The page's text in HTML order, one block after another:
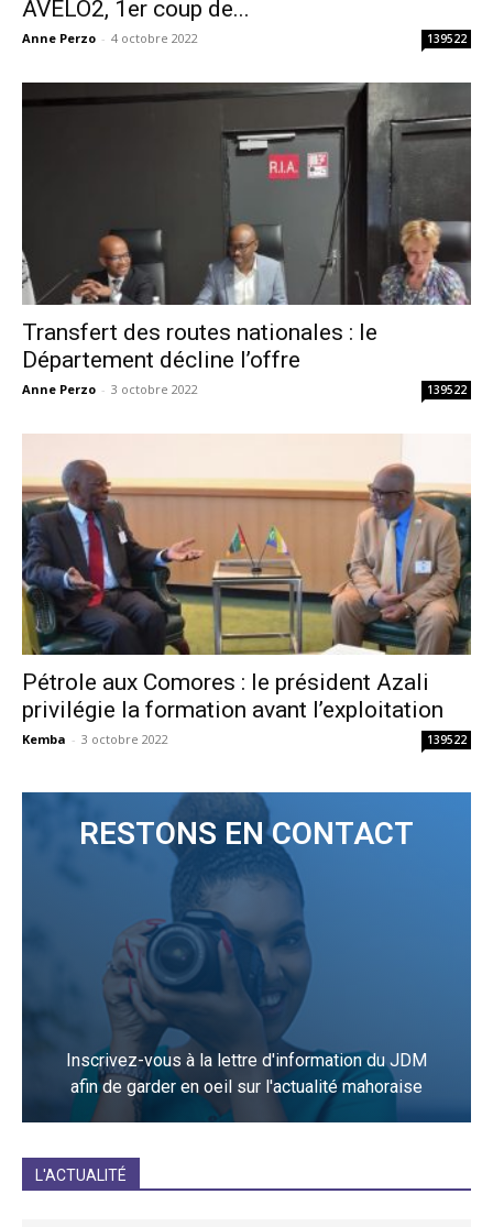
AVELO2, 1er coup de...
Anne Perzo - 4 octobre 2022 139522
Transfert des routes nationales : le
Département décline l’offre
Anne Perzo - 3 octobre 2022 139522
Pétrole aux Comores : le président Azali
privilégie la formation avant l’exploitation
Kemba - 3 octobre 2022 139522
RESTONS EN CONTACT
Inscrivez-vous à la lettre d'information du JDM
afin de garder en oeil sur l'actualité mahoraise
L'ACTUALITÉ